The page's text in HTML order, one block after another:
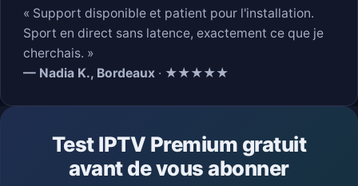
« Support disponible et patient pour l'installation.
Sport en direct sans latence, exactement ce que je
cherchais. »
— Nadia K., Bordeaux · ★★★★★
Test IPTV Premium gratuit
avant de vous abonner